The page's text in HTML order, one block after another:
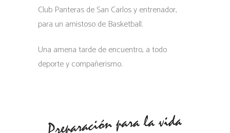
Club Panteras de San Carlos y entrenador,
para un amistoso de Basketball.
Una amena tarde de encuentro, a todo
deporte y compañerismo.